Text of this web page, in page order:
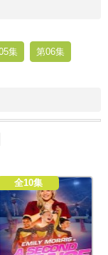
集 第06集
全10集